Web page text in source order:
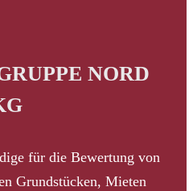
NORD
für die Bewertung von
Grundstücken, Mieten